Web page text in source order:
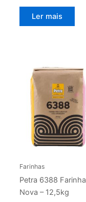
Ler mais
Farinhas
Petra 6388 Farinha
Nova – 12,5kg